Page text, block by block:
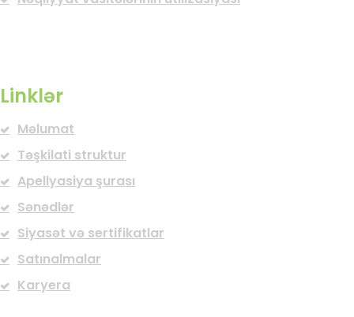
Linklər
Məlumat
Təşkilati struktur
Apellyasiya şurası
Sənədlər
Siyasət və sertifikatlar
Satınalmalar
Karyera